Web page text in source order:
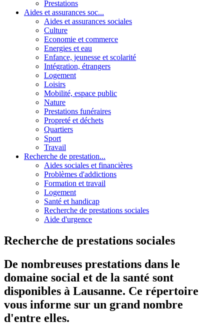
Prestations
Aides et assurances soc...
Aides et assurances sociales
Culture
Economie et commerce
Energies et eau
Enfance, jeunesse et scolarité
Intégration, étrangers
Logement
Loisirs
Mobilité, espace public
Nature
Prestations funéraires
Propreté et déchets
Quartiers
Sport
Travail
Recherche de prestation...
Aides sociales et financières
Problèmes d'addictions
Formation et travail
Logement
Santé et handicap
Recherche de prestations sociales
Aide d'urgence
Recherche de prestations sociales
De nombreuses prestations dans le
domaine social et de la santé sont
disponibles à Lausanne. Ce répertoire
vous informe sur un grand nombre
d'entre elles.